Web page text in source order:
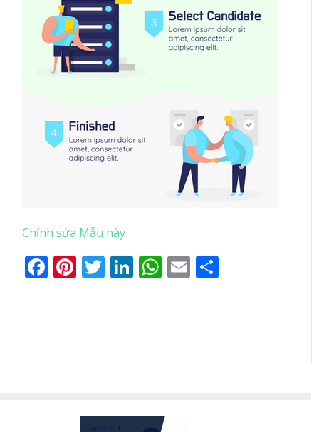
Chỉnh sửa Mẫu này
Facebook
Pinterest
Twitter
LinkedIn
WhatsApp
Email